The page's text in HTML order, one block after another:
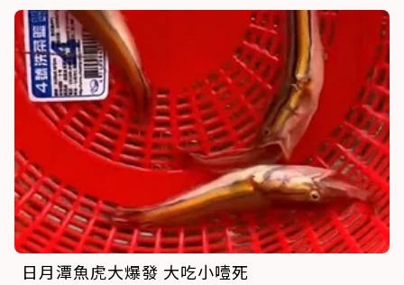
日月潭魚虎大爆發 大吃小噎死